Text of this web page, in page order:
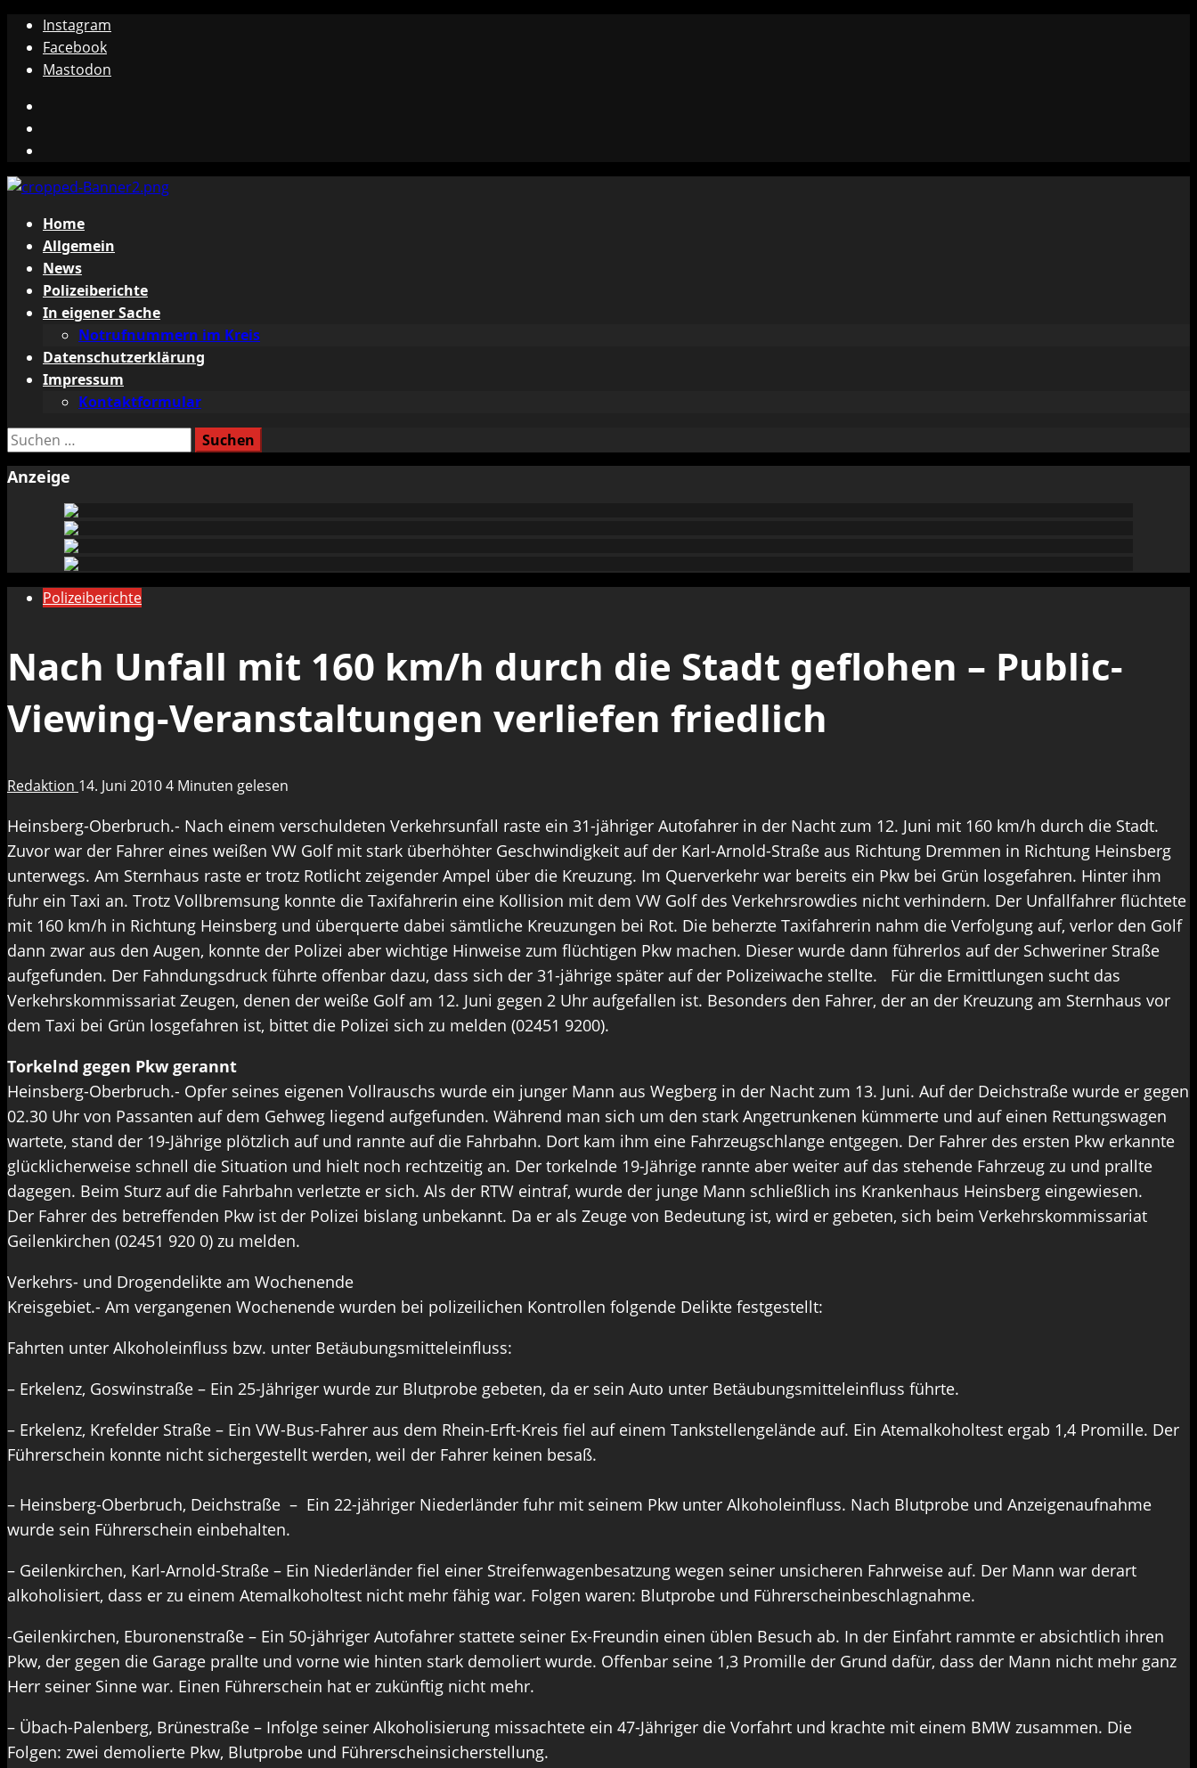
Zum
Inhalt
springen
Instagram
Facebook
Mastodon
Primäres
Menü
Home
Allgemein
News
Polizeiberichte
In eigener Sache
Notrufnummern im Kreis
Datenschutzerklärung
Impressum
Kontaktformular
Suchen
Anzeige
Polizeiberichte
Nach Unfall mit 160 km/h durch die Stadt geflohen – Public-
Viewing-Veranstaltungen verliefen friedlich
Redaktion 14. Juni 20104 Minuten gelesen
Heinsberg-Oberbruch.- Nach einem verschuldeten Verkehrsunfall raste ein 31-jähriger Autofahrer in der Nacht zum 12. Juni mit 160 km/h durch die Stadt.
Zuvor war der Fahrer eines weißen VW Golf mit stark überhöhter Geschwindigkeit auf der Karl-Arnold-Straße aus Richtung Dremmen in Richtung Heinsberg
unterwegs. Am Sternhaus raste er trotz Rotlicht zeigender Ampel über die Kreuzung. Im Querverkehr war bereits ein Pkw bei Grün losgefahren. Hinter ihm
fuhr ein Taxi an. Trotz Vollbremsung konnte die Taxifahrerin eine Kollision mit dem VW Golf des Verkehrsrowdies nicht verhindern. Der Unfallfahrer flüchtete
mit 160 km/h in Richtung Heinsberg und überquerte dabei sämtliche Kreuzungen bei Rot. Die beherzte Taxifahrerin nahm die Verfolgung auf, verlor den Golf
dann zwar aus den Augen, konnte der Polizei aber wichtige Hinweise zum flüchtigen Pkw machen. Dieser wurde dann führerlos auf der Schweriner Straße
aufgefunden. Der Fahndungsdruck führte offenbar dazu, dass sich der 31-jährige später auf der Polizeiwache stellte. Für die Ermittlungen sucht das
Verkehrskommissariat Zeugen, denen der weiße Golf am 12. Juni gegen 2 Uhr aufgefallen ist. Besonders den Fahrer, der an der Kreuzung am Sternhaus vor
dem Taxi bei Grün losgefahren ist, bittet die Polizei sich zu melden (02451 9200).
Torkelnd gegen Pkw gerannt
Heinsberg-Oberbruch.- Opfer seines eigenen Vollrauschs wurde ein junger Mann aus Wegberg in der Nacht zum 13. Juni. Auf der Deichstraße wurde er gegen
02.30 Uhr von Passanten auf dem Gehweg liegend aufgefunden. Während man sich um den stark Angetrunkenen kümmerte und auf einen Rettungswagen
wartete, stand der 19-Jährige plötzlich auf und rannte auf die Fahrbahn. Dort kam ihm eine Fahrzeugschlange entgegen. Der Fahrer des ersten Pkw erkannte
glücklicherweise schnell die Situation und hielt noch rechtzeitig an. Der torkelnde 19-Jährige rannte aber weiter auf das stehende Fahrzeug zu und prallte
dagegen. Beim Sturz auf die Fahrbahn verletzte er sich. Als der RTW eintraf, wurde der junge Mann schließlich ins Krankenhaus Heinsberg eingewiesen.
Der Fahrer des betreffenden Pkw ist der Polizei bislang unbekannt. Da er als Zeuge von Bedeutung ist, wird er gebeten, sich beim Verkehrskommissariat
Geilenkirchen (02451 920 0) zu melden.
Verkehrs- und Drogendelikte am Wochenende
Kreisgebiet.- Am vergangenen Wochenende wurden bei polizeilichen Kontrollen folgende Delikte festgestellt:
Fahrten unter Alkoholeinfluss bzw. unter Betäubungsmitteleinfluss:
– Erkelenz, Goswinstraße – Ein 25-Jähriger wurde zur Blutprobe gebeten, da er sein Auto unter Betäubungsmitteleinfluss führte.
– Erkelenz, Krefelder Straße – Ein VW-Bus-Fahrer aus dem Rhein-Erft-Kreis fiel auf einem Tankstellengelände auf. Ein Atemalkoholtest ergab 1,4 Promille. Der
Führerschein konnte nicht sichergestellt werden, weil der Fahrer keinen besaß.
– Heinsberg-Oberbruch, Deichstraße – Ein 22-jähriger Niederländer fuhr mit seinem Pkw unter Alkoholeinfluss. Nach Blutprobe und Anzeigenaufnahme
wurde sein Führerschein einbehalten.
– Geilenkirchen, Karl-Arnold-Straße – Ein Niederländer fiel einer Streifenwagenbesatzung wegen seiner unsicheren Fahrweise auf. Der Mann war derart
alkoholisiert, dass er zu einem Atemalkoholtest nicht mehr fähig war. Folgen waren: Blutprobe und Führerscheinbeschlagnahme.
-Geilenkirchen, Eburonenstraße – Ein 50-jähriger Autofahrer stattete seiner Ex-Freundin einen üblen Besuch ab. In der Einfahrt rammte er absichtlich ihren
Pkw, der gegen die Garage prallte und vorne wie hinten stark demoliert wurde. Offenbar seine 1,3 Promille der Grund dafür, dass der Mann nicht mehr ganz
Herr seiner Sinne war. Einen Führerschein hat er zukünftig nicht mehr.
– Übach-Palenberg, Brünestraße – Infolge seiner Alkoholisierung missachtete ein 47-Jähriger die Vorfahrt und krachte mit einem BMW zusammen. Die
Folgen: zwei demolierte Pkw, Blutprobe und Führerscheinsicherstellung.